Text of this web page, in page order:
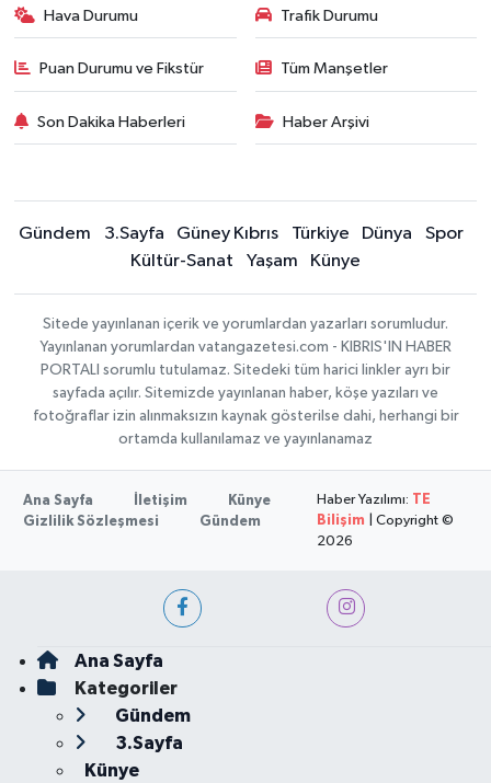
Hava Durumu Trafik Durumu
Puan Durumu ve Fikstür Tüm Manşetler
Son Dakika Haberleri Haber Arşivi
Gündem 3.Sayfa Güney Kıbrıs Türkiye Dünya
Spor
Kültür-Sanat
Yaşam Künye
Sitede yayınlanan içerik ve yorumlardan yazarları sorumludur.
Yayınlanan yorumlardan vatangazetesi.com - KIBRIS'IN HABER
PORTALI sorumlu tutulamaz. Sitedeki tüm harici linkler ayrı bir
sayfada açılır. Sitemizde yayınlanan haber, köşe yazıları ve
fotoğraflar izin alınmaksızın kaynak gösterilse dahi, herhangi bir
ortamda kullanılamaz ve yayınlanamaz
Ana Sayfa İletişim
Künye
Gizlilik Sözleşmesi
Gündem
Haber Yazılımı:
TE
Bilişim | Copyright ©
2026
Ana Sayfa
Kategoriler
Gündem
3.Sayfa
Künye